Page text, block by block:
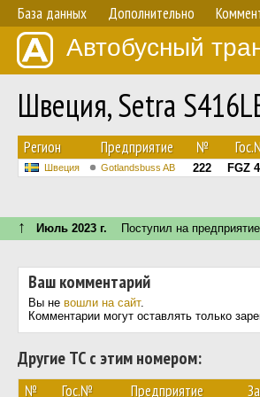
База данных Дополнительно
Автобусный
Швеция, Setra
Регион Предприятие №
Швеция Gotlandsbuss AB 222 FGZ
↑ Июль 2023 г. Поступил на предприятие
Ваш комментарий
Вы не вошли на сайт.
Комментарии могут оставлять только
Другие ТС с этим номером:
№ Гос.№ Предприятие